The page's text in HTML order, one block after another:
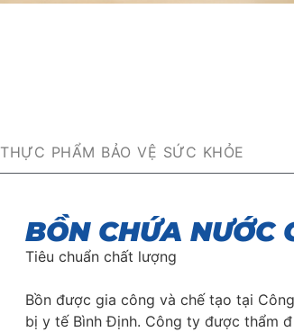
THỰC PHẨM BẢO VỆ SỨC KHỎE
BỒN CHỨA NƯỚC
Tiêu chuẩn chất lượng
Bồn được gia công và chế tạo tại
bị y tế Bình Định. Công ty được thẩm